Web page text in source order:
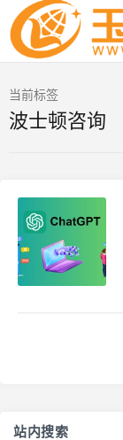
当前标签
波士顿咨询
站内搜索